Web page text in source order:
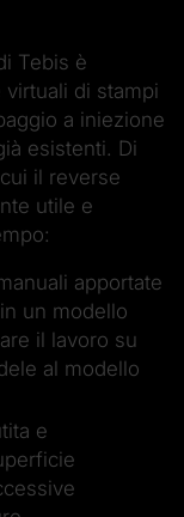
Tebis è
di stampi
a iniezione
esistenti. Di
il reverse
utile e
apportate
un modello
il lavoro su
al modello
e